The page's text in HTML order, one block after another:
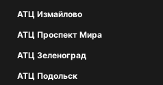
АТЦ Измайлово
АТЦ Проспект Мира
АТЦ Зеленоград
АТЦ Подольск